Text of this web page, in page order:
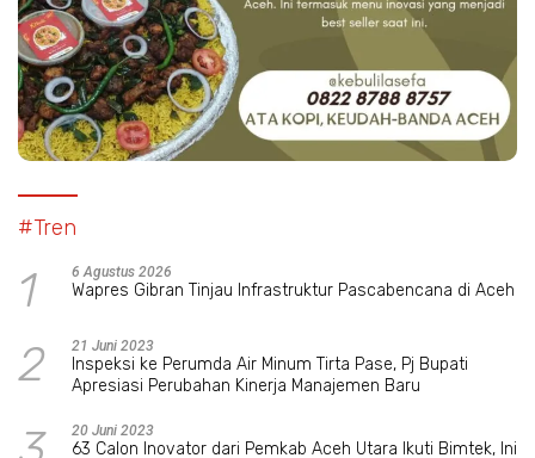
#Tren
1 6 Agustus 2026
Wapres Gibran Tinjau Infrastruktur Pascabencana di Aceh
2 21 Juni 2023
Inspeksi ke Perumda Air Minum Tirta Pase, Pj Bupati
Apresiasi Perubahan Kinerja Manajemen Baru
20 Juni 2023
63 Calon Inovator dari Pemkab Aceh Utara Ikuti Bimtek, Ini